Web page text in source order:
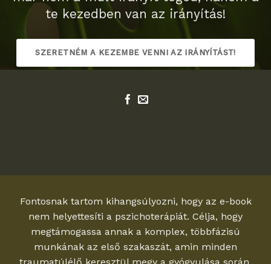
biztonságosabb életvezetés felé, ahol
már nem a múlt irányít téged, hanem a
te kezedben van az irányítás!
Fontosnak tartom kihangsúlyozni, hogy az e-book
nem helyettesíti a pszichoterápiát. Célja, hogy